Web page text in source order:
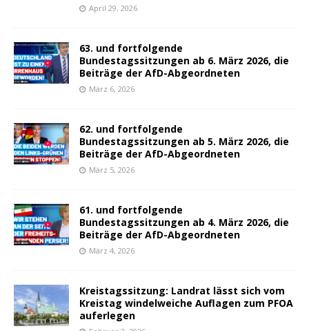
April 29, 2026
63. und fortfolgende
Bundestagssitzungen ab 6. März 2026, die
Beiträge der AfD-Abgeordneten
März 6, 2026
62. und fortfolgende
Bundestagssitzungen ab 5. März 2026, die
Beiträge der AfD-Abgeordneten
März 5, 2026
61. und fortfolgende
Bundestagssitzungen ab 4. März 2026, die
Beiträge der AfD-Abgeordneten
März 4, 2026
Kreistagssitzung: Landrat lässt sich vom
Kreistag windelweiche Auflagen zum PFOA
auferlegen